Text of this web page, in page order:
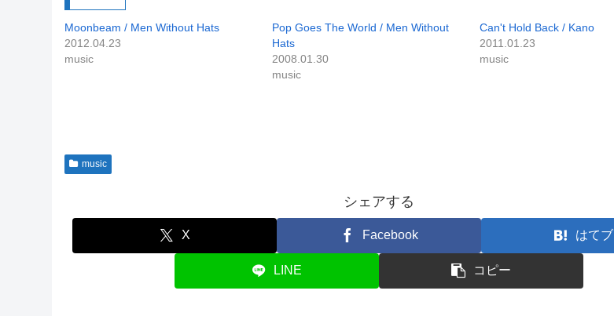
Moonbeam / Men Without Hats
2012.04.23
music
Pop Goes The World / Men Without
Hats
2008.01.30
music
Can't Hold Back / Kano
2011.01.23
music
music
シェアする
X Facebook はてブ
LINE コピー